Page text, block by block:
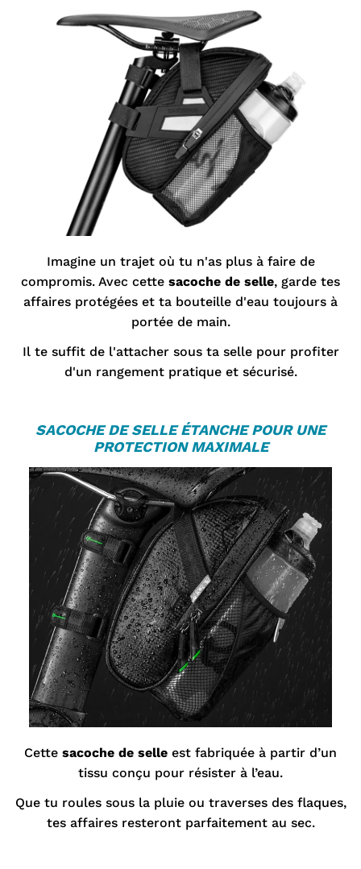
Imagine un trajet où tu n'as plus à faire de
compromis. Avec cette sacoche de selle, garde tes
affaires protégées et ta bouteille d'eau toujours à
portée de main.
Il te suffit de l'attacher sous ta selle pour profiter
d'un rangement pratique et sécurisé.
SACOCHE DE SELLEÉTANCHE POUR UNE
PROTECTION MAXIMALE
Cette sacoche de selle est fabriquée à partir d’un
tissu conçu pour résister à l’eau.
Que tu roules sous la pluie ou traverses des flaques,
tes affaires resteront parfaitement au sec.